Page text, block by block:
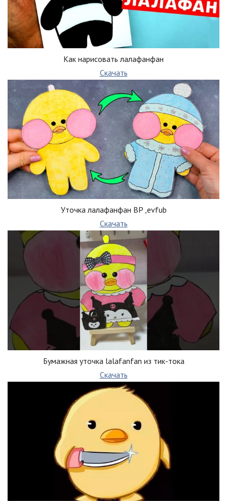
Как нарисовать лалафанфан
Скачать
Уточка лалафанфан BP ,evfub
Скачать
Бумажная уточка lalafanfan из тик-тока
Скачать